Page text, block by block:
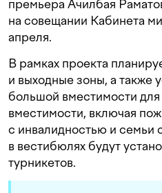
премьера Ачилбая
на совещании Кабинета
апреля.
В рамках проекта
и выходные зоны, а также
большой вместимости для
вместимости, включая
с инвалидностью и семьи
в вестибюлях будут
турникетов.